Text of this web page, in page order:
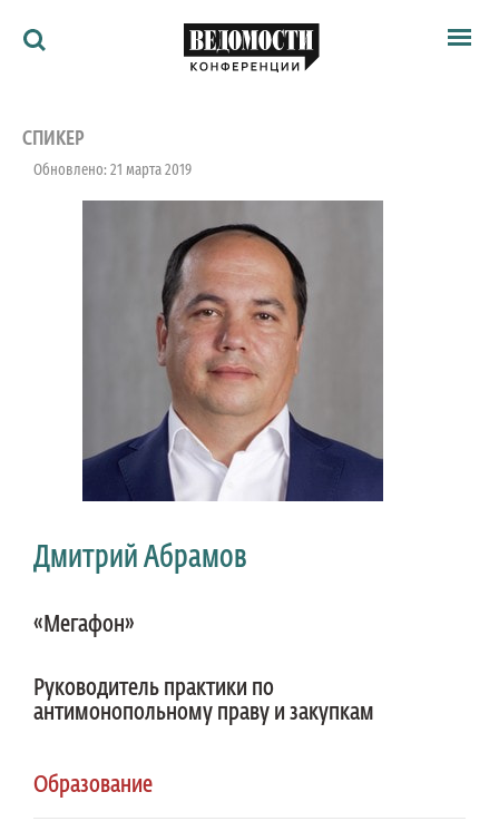
Архив
Ведомости
Как потратить
СПИКЕР
Обновлено: 21 марта 2019
Дмитрий Абрамов
«Мегафон»
Руководитель практики по
антимонопольному праву и закупкам
Образование